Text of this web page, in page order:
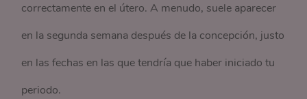
correctamente en el útero. A menudo, suele aparecer
en la segunda semana después de la concepción, justo
en las fechas en las que tendría que haber iniciado tu
periodo.